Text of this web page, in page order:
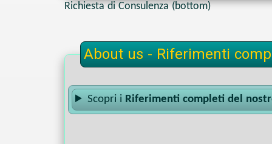
Richiesta di Consulenza (bottom)
About us - Riferimenti
Scopri i Riferimenti completi del